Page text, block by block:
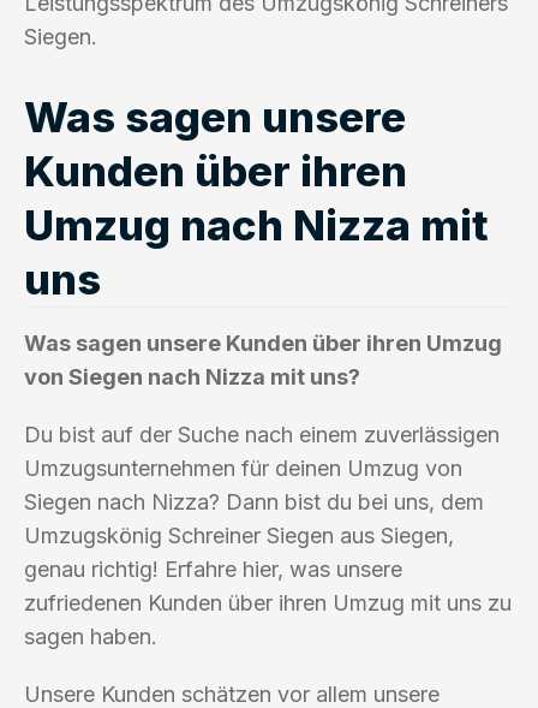
Siegen.
Was sagen unsere
Kunden über ihren
Umzug nach Nizza mit
uns
Was sagen unsere Kunden über ihren Umzug
von Siegen nach Nizza mit uns?
Du bist auf der Suche nach einem zuverlässigen
Umzugsunternehmen für deinen Umzug von
Siegen nach Nizza? Dann bist du bei uns, dem
Umzugskönig Schreiner Siegen aus Siegen,
genau richtig! Erfahre hier, was unsere
zufriedenen Kunden über ihren Umzug mit uns zu
sagen haben.
Unsere Kunden schätzen vor allem unsere